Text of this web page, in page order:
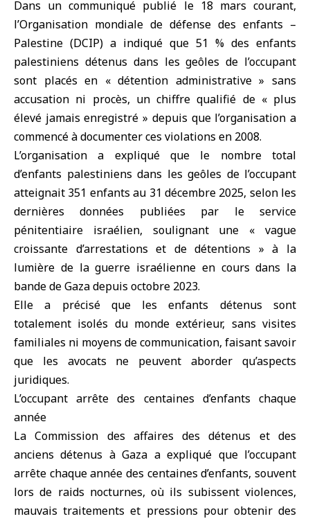
Dans un communiqué publié le 18 mars courant,
l’Organisation mondiale de défense des enfants –
Palestine (DCIP) a indiqué que 51 % des enfants
palestiniens détenus dans les geôles de l’occupant
sont placés en « détention administrative » sans
accusation ni procès, un chiffre qualifié de « plus
élevé jamais enregistré » depuis que l’organisation a
commencé à documenter ces violations en 2008.
L’organisation a expliqué que le nombre total
d’enfants palestiniens dans les geôles de l’occupant
atteignait 351 enfants au 31 décembre 2025, selon les
dernières données publiées par le service
pénitentiaire israélien, soulignant une « vague
croissante d’arrestations et de détentions » à la
lumière de la guerre israélienne en cours dans la
bande de Gaza depuis octobre 2023.
Elle a précisé que les enfants détenus sont
totalement isolés du monde extérieur, sans visites
familiales ni moyens de communication, faisant savoir
que les avocats ne peuvent aborder qu’aspects
juridiques.
L’occupant arrête des centaines d’enfants chaque
année
La Commission des affaires des détenus et des
anciens détenus à Gaza a expliqué que l’occupant
arrête chaque année des centaines d’enfants, souvent
lors de raids nocturnes, où ils subissent violences,
mauvais traitements et pressions pour obtenir des